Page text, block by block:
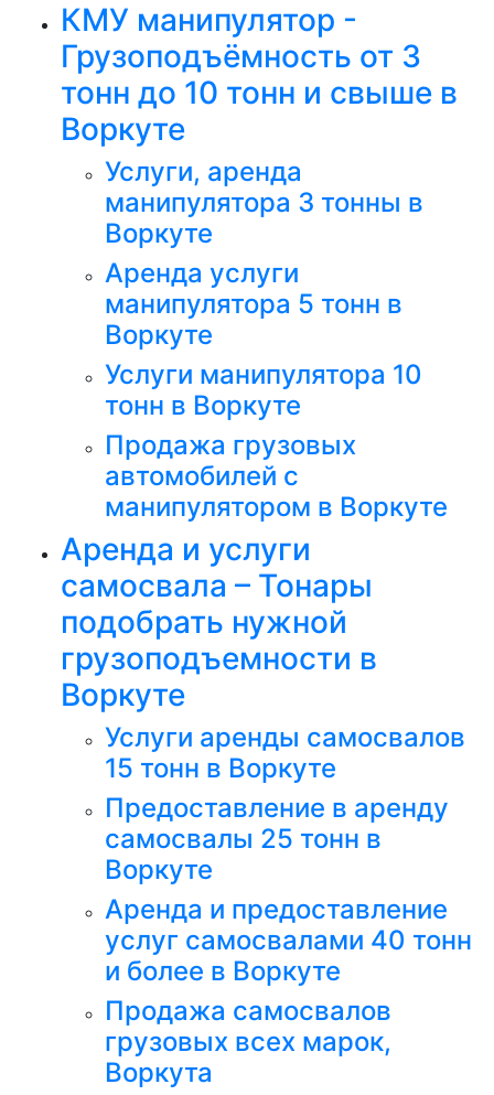
КМУ манипулятор -
Грузоподъёмность от 3
тонн до 10 тонн и свыше в
Воркуте
Услуги, аренда
манипулятора 3 тонны в
Воркуте
Аренда услуги
манипулятора 5 тонн в
Воркуте
Услуги манипулятора 10
тонн в Воркуте
Продажа грузовых
автомобилей с
манипулятором в Воркуте
Аренда и услуги
самосвала – Тонары
подобрать нужной
грузоподъемности в
Воркуте
Услуги аренды самосвалов
15 тонн в Воркуте
Предоставление в аренду
самосвалы 25 тонн в
Воркуте
Аренда и предоставление
услуг самосвалами 40 тонн
и более в Воркуте
Продажа самосвалов
грузовых всех марок,
Воркута